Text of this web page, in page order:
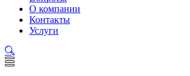
О компании
Контакты
Услуги